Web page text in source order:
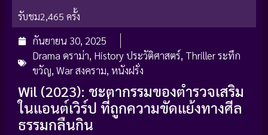
รับชม2,465 ครั้ง
กันยายน 30, 2025
Drama ดราม่า, History ประวัติศาสตร์, Thriller ระทึก
ขวัญ, War สงคราม, หนังฝรั่ง
Wil (2023): ชะตากรรมของตำรวจเสริม
ในแอนต์เวิร์ป ที่ถูกความขัดแย้งทางศีล
ธรรมกลืนกิน